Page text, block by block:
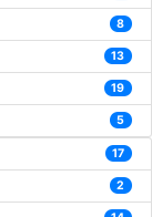
8
13
19
5
17
2